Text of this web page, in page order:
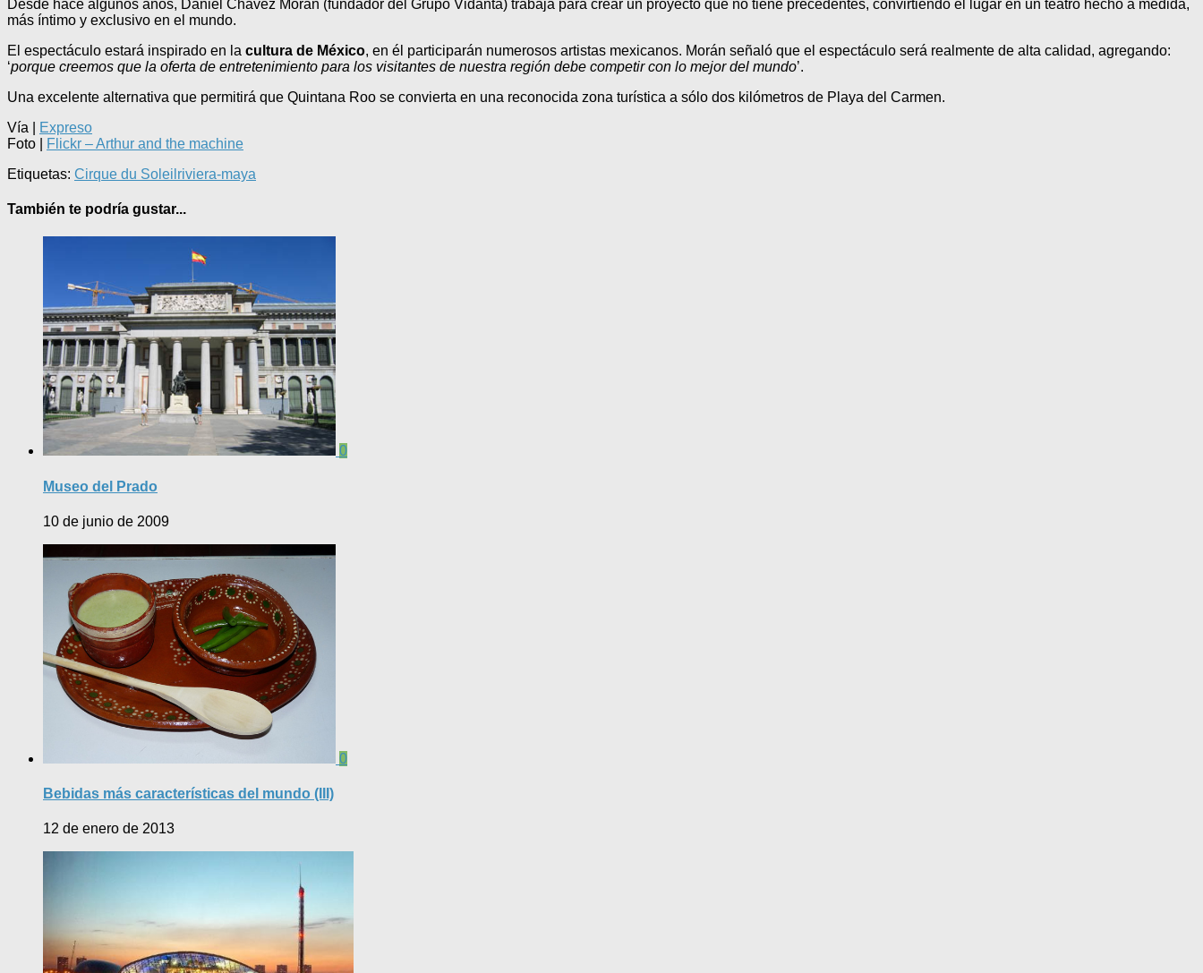
Desde hace algunos años, Daniel Chávez Morán (fundador del Grupo Vidanta) trabaja para crear un proyecto que no tiene precedentes, convirtiendo el lugar en un teatro hecho a medida,
más íntimo y exclusivo en el mundo.
El espectáculo estará inspirado en la cultura de México, en él participarán numerosos artistas mexicanos. Morán señaló que el espectáculo será realmente de alta calidad, agregando:
‘porque creemos que la oferta de entretenimiento para los visitantes de nuestra región debe competir con lo mejor del mundo’.
Una excelente alternativa que permitirá que Quintana Roo se convierta en una reconocida zona turística a sólo dos kilómetros de Playa del Carmen.
Vía |
Expreso
Foto |
Flickr – Arthur and the machine
Etiquetas: Cirque du Soleil riviera-maya
También te podría gustar...
0
Museo del Prado
10 de junio de 2009
0
Bebidas más características del mundo (III)
12 de enero de 2013